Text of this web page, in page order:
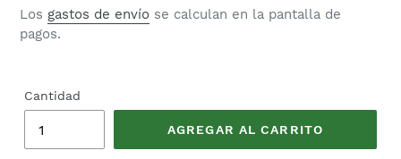
habitual
Los gastos de envío se calculan en la pantalla de
pagos.
Cantidad
AGREGAR AL CARRITO